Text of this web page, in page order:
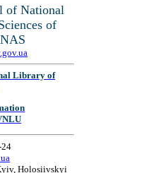
of National
of
Library of
Holosiivskyi